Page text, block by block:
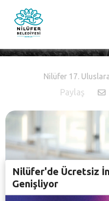
Nilüfer 17.
Paylaş
Nilüfer'de Ücretsiz
Genişliyor